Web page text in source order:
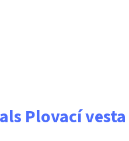
Plovací